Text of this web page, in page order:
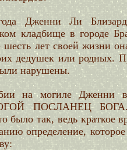
Дженни Ли
кладбище в городе
шесть лет своей жизни
дедушек или родных.
нарушены.
на могиле Дженни
ПОСЛАНЕЦ
было так, ведь краткое
определение,